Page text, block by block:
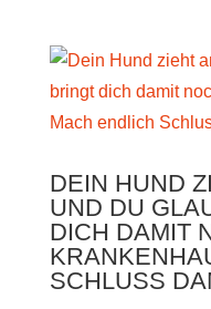
DEIN HUND
UND DU
DICH DAMIT
SCHLUSS